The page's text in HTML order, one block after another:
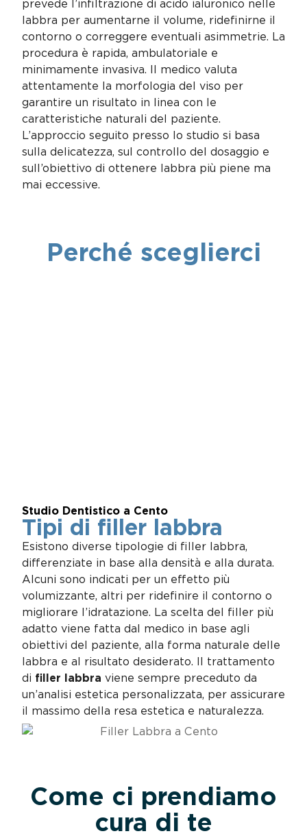
prevede l’infiltrazione di acido ialuronico nelle
labbra per aumentarne il volume, ridefinirne il
contorno o correggere eventuali asimmetrie. La
procedura è rapida, ambulatoriale e
minimamente invasiva. Il medico valuta
attentamente la morfologia del viso per
garantire un risultato in linea con le
caratteristiche naturali del paziente.
L’approccio seguito presso lo studio si basa
sulla delicatezza, sul controllo del dosaggio e
sull’obiettivo di ottenere labbra più piene ma
mai eccessive.
Perché sceglierci
Studio Dentistico a Cento
Tipi di filler labbra
Esistono diverse tipologie di filler labbra,
differenziate in base alla densità e alla durata.
Alcuni sono indicati per un effetto più
volumizzante, altri per ridefinire il contorno o
migliorare l’idratazione. La scelta del filler più
adatto viene fatta dal medico in base agli
obiettivi del paziente, alla forma naturale delle
labbra e al risultato desiderato. Il trattamento
di filler labbra viene sempre preceduto da
un’analisi estetica personalizzata, per assicurare
il massimo della resa estetica e naturalezza.
Come ci prendiamo
cura di te